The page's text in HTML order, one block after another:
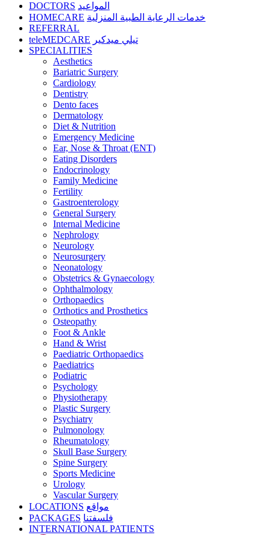
DOCTORS المواعيد
HOMECARE خدمات الرعاية الطبية المنزلية
REFERRAL
teleMEDCARE تيلي ميدكير
SPECIALITIES
Aesthetics
Bariatric Surgery
Cardiology
Dentistry
Dento faces
Dermatology
Diet & Nutrition
Emergency Medicine
Ear, Nose & Throat (ENT)
Eating Disorders
Endocrinology
Family Medicine
Fertility
Gastroenterology
General Surgery
Internal Medicine
Nephrology
Neurology
Neurosurgery
Neonatology
Obstetrics & Gynaecology
Ophthalmology
Orthopaedics
Orthotics and Prosthetics
Osteopathy
Foot & Ankle
Hand & Wrist
Paediatric Orthopaedics
Paediatrics
Podiatric
Psychology
Physiotherapy
Plastic Surgery
Psychiatry
Pulmonology
Rheumatology
Skull Base Surgery
Spine Surgery
Sports Medicine
Urology
Vascular Surgery
LOCATIONS مواقع
PACKAGES فلسفتنا
INTERNATIONAL PATIENTS